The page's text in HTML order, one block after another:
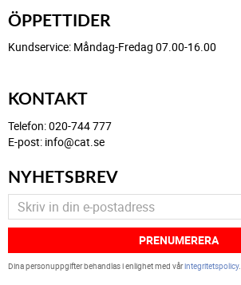
ÖPPETTIDER
Kundservice: Måndag-Fredag 07.00-16.00
KONTAKT
Telefon: 020-744 777
E-post: info@cat.se
NYHETSBREV
PRENUMERERA
Dina personuppgifter behandlas i enlighet med vårintegritetspolicy.